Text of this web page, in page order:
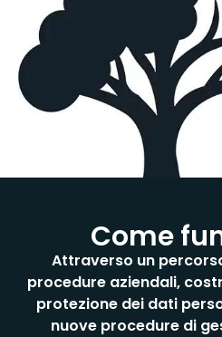
Come
Attraverso un
procedure aziendali,
protezione dei dati
nuove procedure di